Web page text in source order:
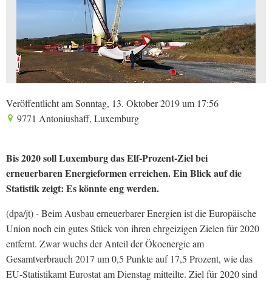
Veröffentlicht am Sonntag, 13. Oktober 2019 um 17:56
9771 Antoniushaff, Luxemburg
Bis 2020 soll Luxemburg das Elf-Prozent-Ziel bei
erneuerbaren Energieformen erreichen. Ein Blick auf die
Statistik zeigt: Es könnte eng werden.
(dpa/jt) - Beim Ausbau erneuerbarer Energien ist die Europäische
Union noch ein gutes Stück von ihren ehrgeizigen Zielen für 2020
entfernt. Zwar wuchs der Anteil der Ökoenergie am
Gesamtverbrauch 2017 um 0,5 Punkte auf 17,5 Prozent, wie das
EU-Statistikamt Eurostat am Dienstag mitteilte. Ziel für 2020 sind